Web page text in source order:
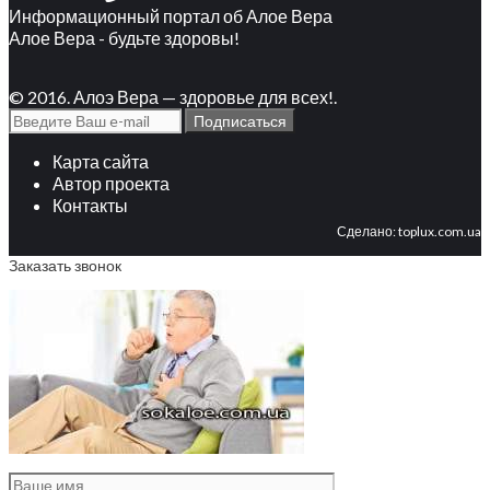
Информационный портал об Алое Вера
Алое Вера - будьте здоровы!
© 2016. Алоэ Вера — здоровье для всех!.
Карта сайта
Автор проекта
Контакты
Сделано:toplux.com.ua
Заказать звонок